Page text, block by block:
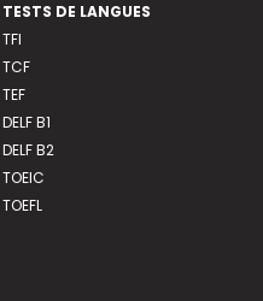
TESTS DE LANGUES
TFI
TCF
TEF
DELF B1
DELF B2
TOEIC
TOEFL